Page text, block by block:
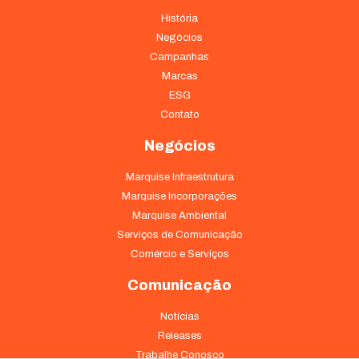
História
Negócios
Campanhas
Marcas
ESG
Contato
Negócios
Marquise Infraestrutura
Marquise Incorporações
Marquise Ambiental
Serviços de Comunicação
Comércio e Serviços
Comunicação
Notícias
Releases
Trabalhe Conosco